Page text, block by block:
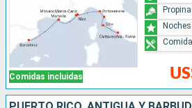
Comidas incluidas